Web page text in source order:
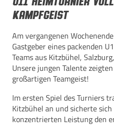
Kampfgeist
Am vergangenen
Gastgeber eines packenden
Teams aus Kitzbühel,
Unsere jungen Talente
großartigen Teamgeist!
Im ersten Spiel des Turniers
Kitzbühel an und sicherte
konzentrierten Leistung den